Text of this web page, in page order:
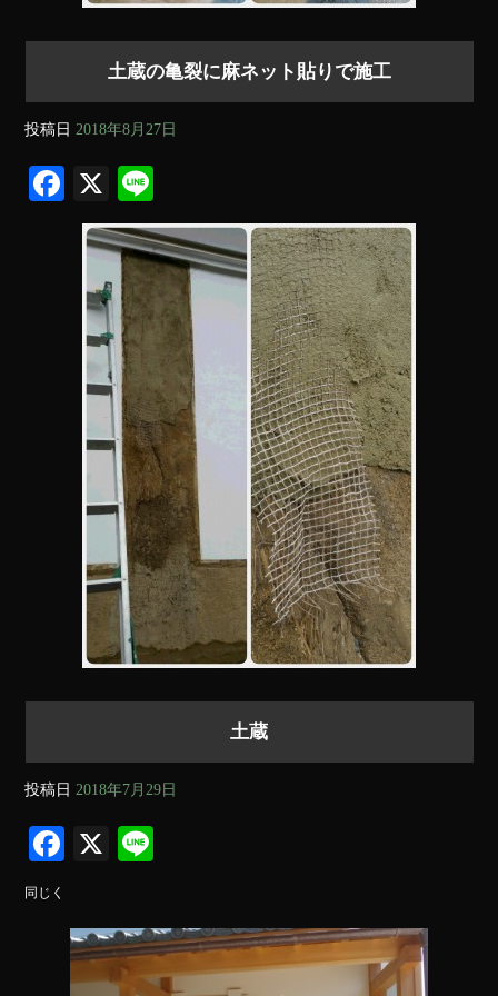
土蔵の亀裂に麻ネット貼りで施工
投稿日 2018年8月27日
Fa
ce
bo
ok
X
ne
土蔵
投稿日 2018年7月29日
Fa
ok
X
同じく